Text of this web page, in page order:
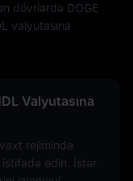
dövrlərdə DOGE
valyutasına
Valyutasına
rejimində
edin. İstər